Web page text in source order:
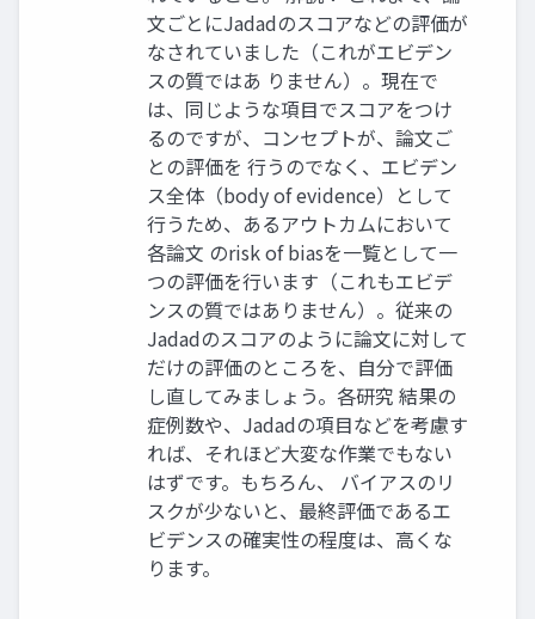
文ごとにJadadのスコアなどの評価が
なされていました（これがエビデン
スの質ではあ りません）。現在で
は、同じような項目でスコアをつけ
るのですが、コンセプトが、論文ご
との評価を 行うのでなく、エビデン
ス全体（body of evidence）として
行うため、あるアウトカムにおいて
各論文 のrisk of biasを一覧として一
つの評価を行います（これもエビデ
ンスの質ではありません）。従来の
Jadadのスコアのように論文に対して
だけの評価のところを、自分で評価
し直してみましょう。各研究 結果の
症例数や、Jadadの項目などを考慮す
れば、それほど大変な作業でもない
はずです。もちろん、 バイアスのリ
スクが少ないと、最終評価であるエ
ビデンスの確実性の程度は、高くな
ります。